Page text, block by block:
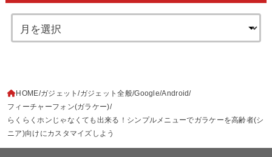
HOME ガジェット ガジェット全般 Google Android
フィーチャーフォン(ガラケー)
らくらくホンじゃなくても出来る！シンプルメニューでガラケーを高齢者(シ
ニア)向けにカスタマイズしよう